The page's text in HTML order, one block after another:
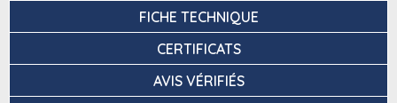
FICHE TECHNIQUE
CERTIFICATS
AVIS VÉRIFIÉS